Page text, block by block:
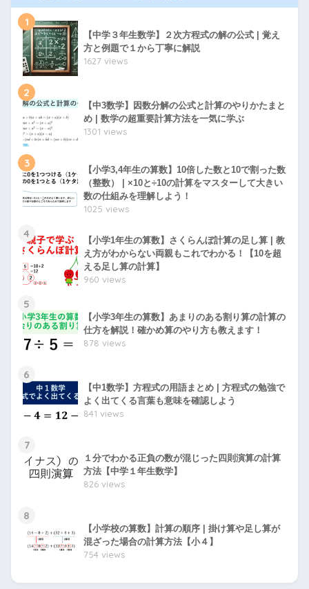
1
【中学３年生数学】２次方程式の解の公式 | 覚え
方と例題で１から丁寧に解説
1627 views
2
【中3数学】因数分解の公式と計算のやりかたまと
め | 数学の超重要計算方法を一気に学ぶ
1301 views
3
【小学3,4年生の算数】10倍した数と10で割った数
（整数） | ×10と÷10の計算をマスターして大きい
数の仕組みを理解しよう！
1025 views
4
【小学1年生の算数】さくらんぼ計算の足し算 | 教
え方がわからない両親もこれでわかる！【10を超
える足し算の計算】
960 views
5
【小学3年生の算数】あまりのある割り算の計算の
仕方を解説！確かめ算のやり方も教えます！
878 views
6
【中1数学】方程式の用語まとめ | 方程式の勉強で
よく出てくる言葉も意味を確認しよう
841 views
7
１分でわかる正負の数が混じった四則演算の計算
方法【中学１年生数学】
826 views
8
【小学校の算数】計算の順序 | 掛け算や足し算が
混ざった場合の計算方法【小４】
754 views